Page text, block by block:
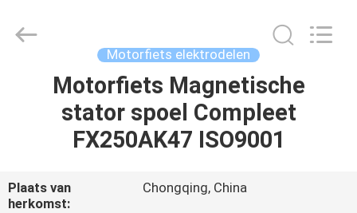
THUIS
PRODUCTEN
VIDEO'S
Spare
Parts
Motorfiets elektrodelen
Motorfiets Magnetische
stator spoel Compleet
FX250AK47 ISO9001
Plaats van
herkomst:
Chongqing, China